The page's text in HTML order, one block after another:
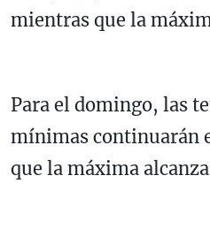
mientras que la
Para el domingo, las
mínimas continuarán
que la máxima